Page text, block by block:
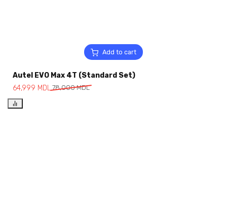
Add to cart
Autel EVO Max 4T (Standard Set)
78,000MDL
64,999 MDL